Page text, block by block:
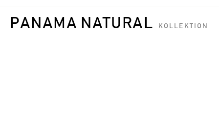
PANAMA NATURAL KOLLEKTION